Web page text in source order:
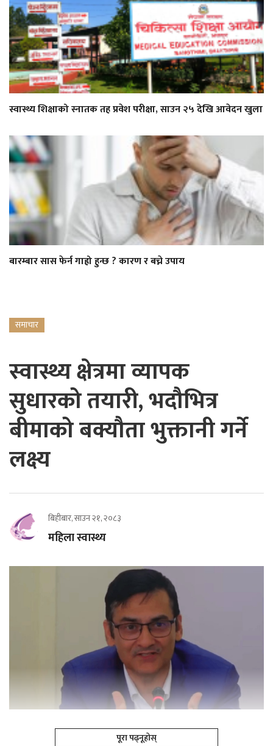
स्वास्थ्य शिक्षाको स्नातक तह प्रवेश परीक्षा, साउन २५ देखि आवेदन खुला
बारम्बार सास फेर्न गाह्रो हुन्छ ? कारण र बच्ने उपाय
समाचार
स्वास्थ्य क्षेत्रमा व्यापक
सुधारको तयारी, भदौभित्र
बीमाको बक्यौता भुक्तानी गर्ने
लक्ष्य
बिहीबार, साउन २१, २०८३
महिला स्वास्थ्य
पूरा पढ्नूहोस्